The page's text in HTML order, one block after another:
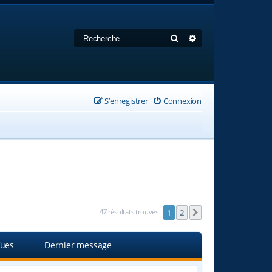
Rechercher
Connexion
S’enregistrer
47 résultats trouvés 1 2
Dernier message